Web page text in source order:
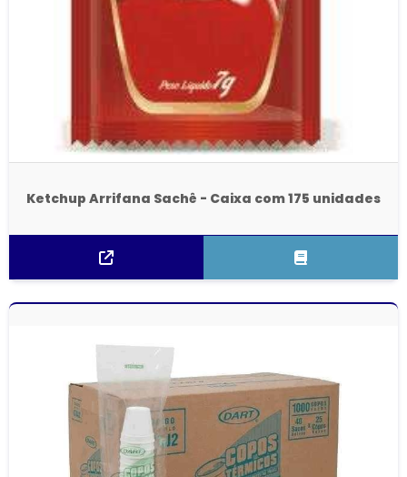
Ketchup Arrifana Sachê - Caixa com 175 unidades